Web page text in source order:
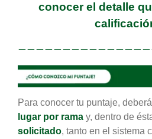
conocer el detalle
Para conocer tu puntaje,
lugar por rama y, dentro de
solicitado, tanto en el sistema